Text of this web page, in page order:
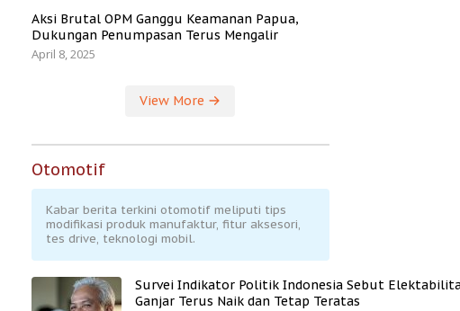
Aksi Brutal OPM Ganggu Keamanan Papua,
Dukungan Penumpasan Terus Mengalir
April 8, 2025
View More
Otomotif
Kabar berita terkini otomotif meliputi tips
modifikasi produk manufaktur, fitur aksesori,
tes drive, teknologi mobil.
Survei Indikator Politik Indonesia Sebut
Ganjar Terus Naik dan Tetap Teratas